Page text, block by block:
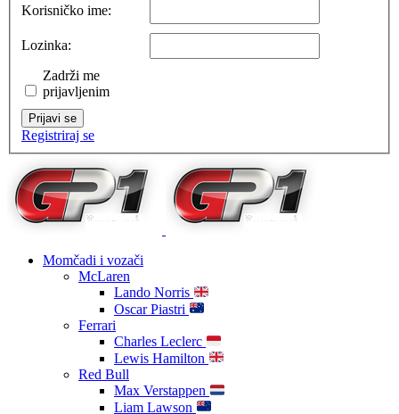
Korisničko ime:
Lozinka:
Zadrži me
prijavljenim
Prijavi se
Registriraj se
Momčadi i vozači
McLaren
Lando Norris
Oscar Piastri
Ferrari
Charles Leclerc
Lewis Hamilton
Red Bull
Max Verstappen
Liam Lawson